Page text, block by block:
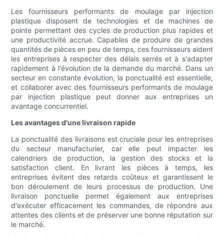
Les fournisseurs performants de moulage par injection
plastique disposent de technologies et de machines de
pointe permettant des cycles de production plus rapides et
une productivité accrue. Capables de produire de grandes
quantités de pièces en peu de temps, ces fournisseurs aident
les entreprises à respecter des délais serrés et à s'adapter
rapidement à l'évolution de la demande du marché. Dans un
secteur en constante évolution, la ponctualité est essentielle,
et collaborer avec des fournisseurs performants de moulage
par injection plastique peut donner aux entreprises un
avantage concurrentiel.
Les avantages d'une livraison rapide
La ponctualité des livraisons est cruciale pour les entreprises
du secteur manufacturier, car elle peut impacter les
calendriers de production, la gestion des stocks et la
satisfaction client. En livrant les pièces à temps, les
entreprises évitent des retards coûteux et garantissent le
bon déroulement de leurs processus de production. Une
livraison ponctuelle permet également aux entreprises
d'exécuter efficacement les commandes, de répondre aux
attentes des clients et de préserver une bonne réputation sur
le marché.